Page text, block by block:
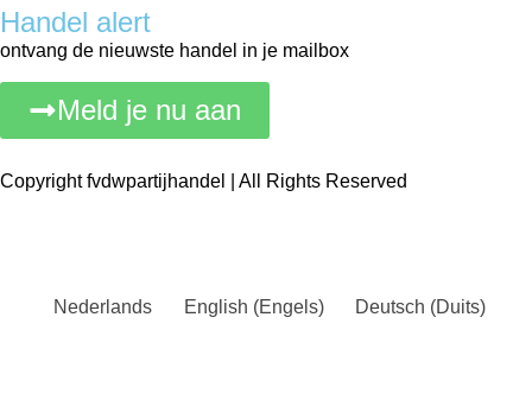
Handel alert
ontvang de nieuwste handel in je mailbox
Meld je nu aan
Copyright fvdwpartijhandel | All Rights Reserved
Nederlands English (Engels) Deutsch (Duits)